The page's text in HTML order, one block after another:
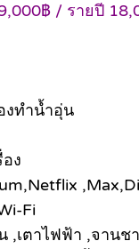
฿ / รายปี
งทำน้ำอุ่น
ง
Fi
,เตาไฟฟ้า ,จาน